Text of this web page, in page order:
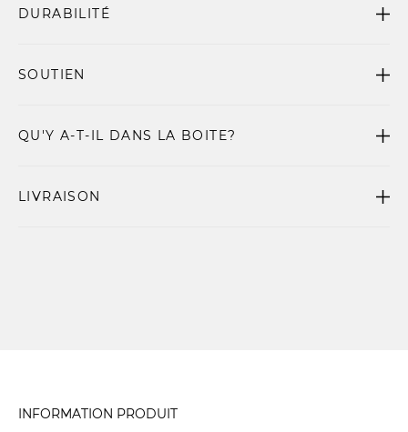
DURABILITÉ
SOUTIEN
QU'Y A-T-IL DANS LA BOITE?
LIVRAISON
INFORMATION PRODUIT